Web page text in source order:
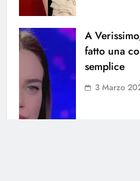
A
fatto una
semplice
3 Marzo